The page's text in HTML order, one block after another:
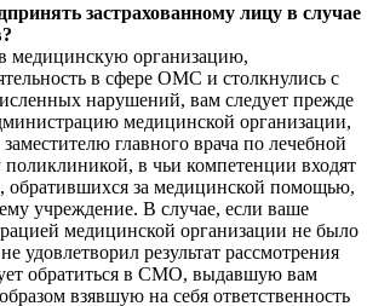
застрахованному лицу в случае
медицинскую организацию,
в сфере ОМС и столкнулись с
нарушений, вам следует прежде
медицинской организации,
главного врача по лечебной
в чьи компетенции входят
обратившихся за медицинской помощью,
учреждение. В случае, если ваше
медицинской организации не было
удовлетворил результат рассмотрения
обратиться в СМО, выдавшую вам
взявшую на себя ответственность